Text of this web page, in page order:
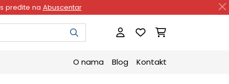
pređite na Abuscentar
O nama Blog Kontakt